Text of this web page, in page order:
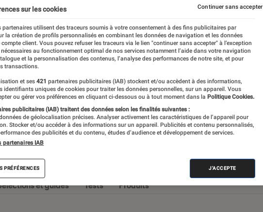
Chaines Hi-Fi Stations audio
ou simplement à la recherche de
vous retrouverez ici des actualités et
des choix.
et guides Tests Produits
sur les cookies
partenaires utilisent des traceurs soumis à votre consentement à des fins publicitaires par
la création de profils personnalisés en combinant les données de navigation et les données
compte client. Vous pouvez refuser les traceurs via le lien "continuer sans accepter" à l’exception
au fonctionnement optimal de nos services notamment l’aide dans votre navigation
et la personnalisation des contenus, l’analyse des performances de notre site, et pour
transactions.
et ses 421 partenaires publicitaires (IAB) stockent et/ou accèdent à des informations,
identifiants uniques de cookies pour traiter les données personnelles, sur un appareil. Vous
ou gérer vos préférences en cliquant ci-dessous ou à tout moment dans la Politique Cookies.
publicitaires (IAB) traitent des données selon les finalités suivantes :
de géolocalisation précises. Analyser activement les caractéristiques de l’appareil pour
Stocker et/ou accéder à des informations sur un appareil. Publicités et contenu personnalisés,
des publicités et du contenu, études d’audience et développement de services.
partenaires IAB
PRÉFÉRENCES J'ACCEPTE
Continuer sans accepter